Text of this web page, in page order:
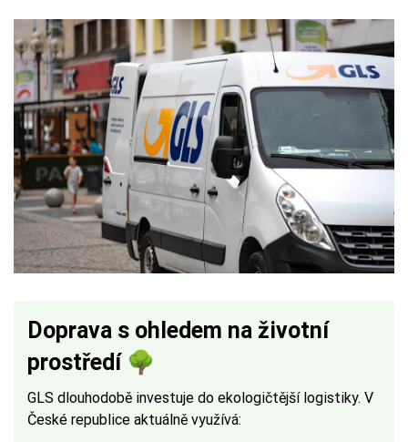
Doprava s ohledem na životní
prostředí 🌳
GLS dlouhodobě investuje do ekologičtější logistiky. V
České republice aktuálně využívá: